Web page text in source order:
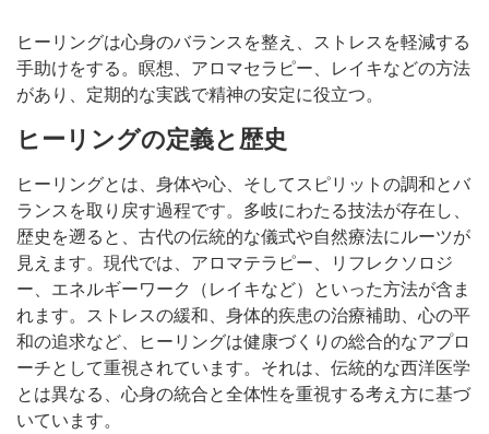
ヒーリングは心身のバランスを整え、ストレスを軽減する
手助けをする。瞑想、アロマセラピー、レイキなどの方法
があり、定期的な実践で精神の安定に役立つ。
ヒーリングの定義と歴史
ヒーリングとは、身体や心、そしてスピリットの調和とバ
ランスを取り戻す過程です。多岐にわたる技法が存在し、
歴史を遡ると、古代の伝統的な儀式や自然療法にルーツが
見えます。現代では、アロマテラピー、リフレクソロジ
ー、エネルギーワーク（レイキなど）といった方法が含ま
れます。ストレスの緩和、身体的疾患の治療補助、心の平
和の追求など、ヒーリングは健康づくりの総合的なアプロ
ーチとして重視されています。それは、伝統的な西洋医学
とは異なる、心身の統合と全体性を重視する考え方に基づ
いています。